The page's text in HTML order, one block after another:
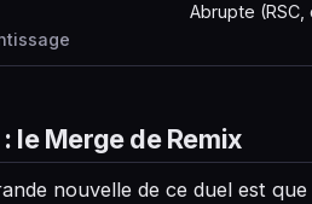
Abrupte (RSC,
le Merge de Remix
nouvelle de ce duel est